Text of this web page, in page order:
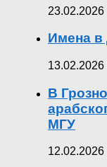
23.02.2026
Имена в
13.02.2026
В
МГУ
12.02.2026